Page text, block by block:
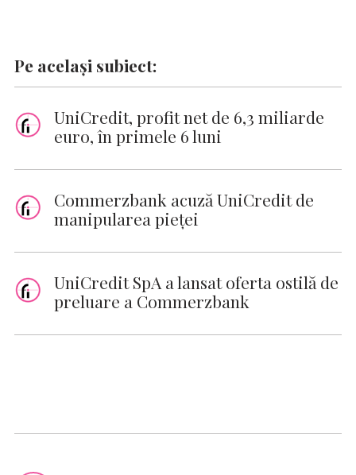
Pe același subiect:
UniCredit, profit net de 6,3 miliarde
euro, în primele 6 luni
Commerzbank acuză UniCredit de
manipularea pieţei
UniCredit SpA a lansat oferta ostilă de
preluare a Commerzbank